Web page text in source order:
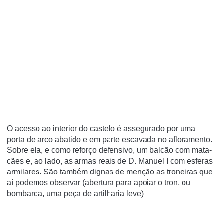
O acesso ao interior do castelo é assegurado por uma
porta de arco abatido e em parte escavada no afloramento.
Sobre ela, e como reforço defensivo, um balcão com mata-
cães e, ao lado, as armas reais de D. Manuel I com esferas
armilares. São também dignas de menção as troneiras que
aí podemos observar (abertura para apoiar o tron, ou
bombarda, uma peça de artilharia leve)